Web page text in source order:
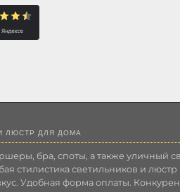
ЛЮСТР ДЛЯ ДОМА
бра, споты, а также уличный
стилистика светильников и люстр
Удобная форма оплаты.